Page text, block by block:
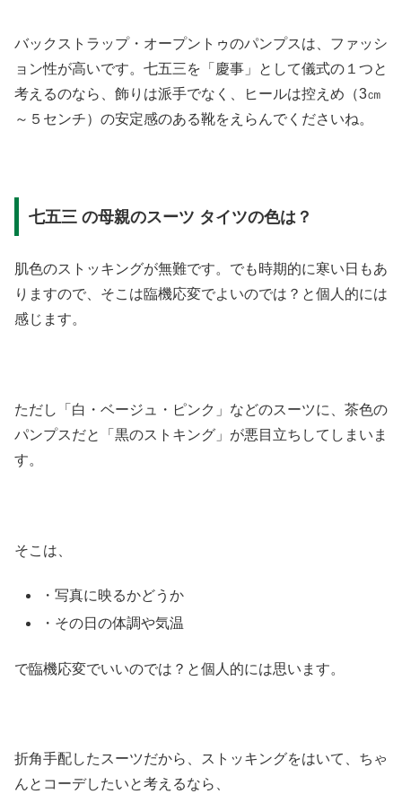
バックストラップ・オープントゥのパンプスは、ファッシ
ョン性が高いです。七五三を「慶事」として儀式の１つと
考えるのなら、飾りは派手でなく、ヒールは控えめ（3㎝
～５センチ）の安定感のある靴をえらんでくださいね。
七五三 の母親のスーツ タイツの色は？
肌色のストッキングが無難です。でも時期的に寒い日もあ
りますので、そこは臨機応変でよいのでは？と個人的には
感じます。
ただし「白・ベージュ・ピンク」などのスーツに、茶色の
パンプスだと「黒のストキング」が悪目立ちしてしまいま
す。
そこは、
・写真に映るかどうか
・その日の体調や気温
で臨機応変でいいのでは？と個人的には思います。
折角手配したスーツだから、ストッキングをはいて、ちゃ
んとコーデしたいと考えるなら、